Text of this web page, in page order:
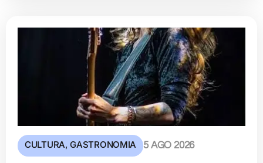
CULTURA,GASTRONOMIA 5 AGO 2026